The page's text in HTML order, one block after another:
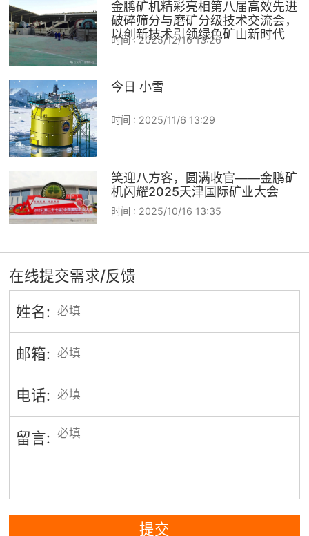
金鹏矿机精彩亮相第八届高效先进
破碎筛分与磨矿分级技术交流会，
以创新技术引领绿色矿山新时代
时间 :2025/12/16 13:26
今日 小雪
时间 : 2025/11/6 13:29
笑迎八方客，圆满收官——金鹏矿
机闪耀2025天津国际矿业大会
时间 : 2025/10/16 13:35
在线提交需求/反馈
姓名:
邮箱:
电话:
留言:
提交